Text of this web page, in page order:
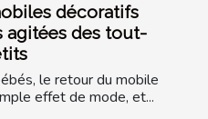
décoratifs
agitées des tout-
le retour du mobile
effet de mode, et...